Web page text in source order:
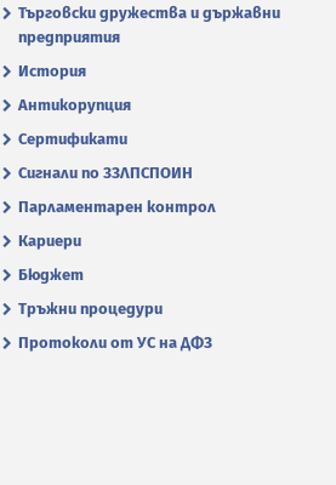
Търговски дружества и държавни
предприятия
История
Антикорупция
Сертификати
Сигнали по ЗЗЛПСПОИН
Парламентарен контрол
Кариери
Бюджет
Тръжни процедури
Протоколи от УС на ДФЗ